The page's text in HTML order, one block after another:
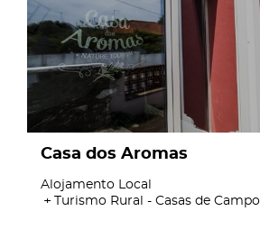
Casa dos Aromas
Alojamento Local
Turismo Rural - Casas de Campo